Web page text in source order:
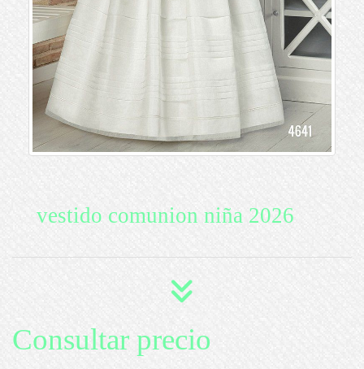
vestido comunion niña 2026
Consultar precio